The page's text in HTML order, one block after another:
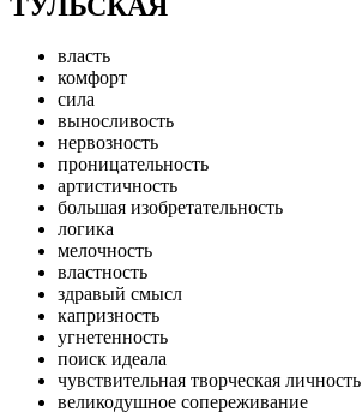
власть
комфорт
сила
выносливость
нервозность
проницательность
артистичность
большая изобретательность
логика
мелочность
властность
здравый смысл
капризность
угнетенность
поиск идеала
чувствительная творческая личность
великодушное сопереживание